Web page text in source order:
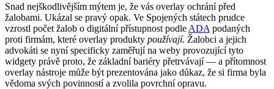
Snad nejškodlivějším mýtem je, že vás overlay ochrání před
žalobami. Ukázal se pravý opak. Ve Spojených státech prudce
vzrostl počet žalob o digitální přístupnost podle ADA podaných
proti firmám, které overlay produkty používají. Žalobci a jejich
advokáti se nyní specificky zaměřují na weby provozující tyto
widgety právě proto, že základní bariéry přetrvávají — a přítomnost
overlay nástroje může být prezentována jako důkaz, že si firma byla
vědoma svých povinností a zvolila povrchní opravu.